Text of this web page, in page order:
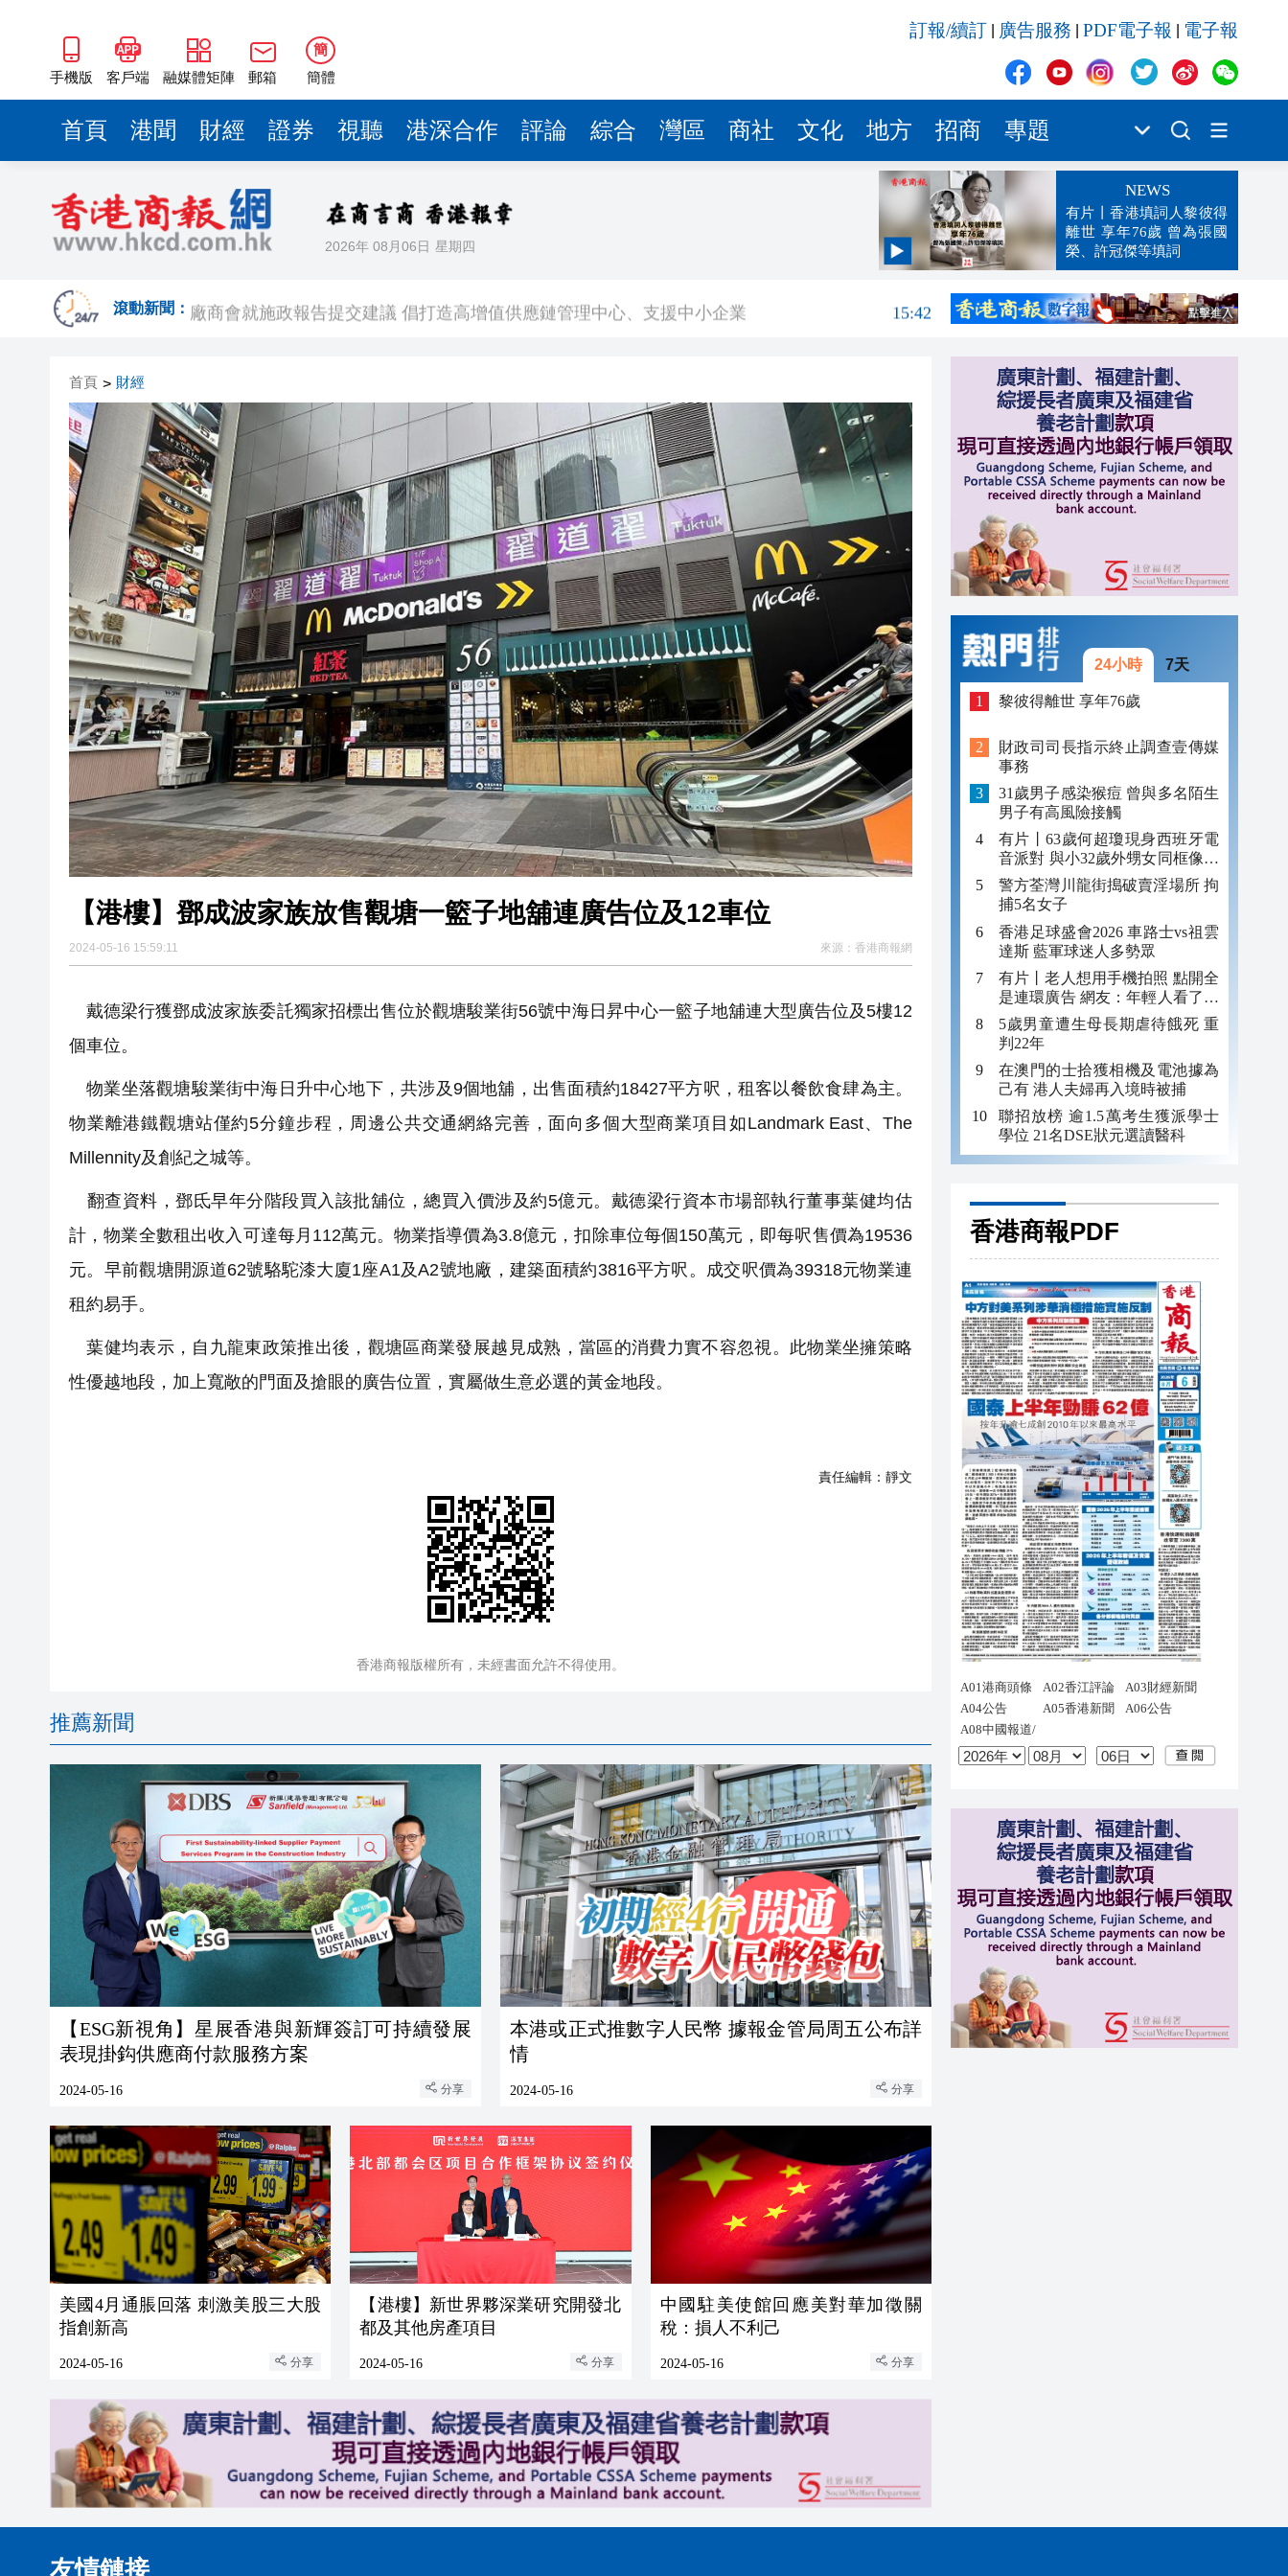
手機版 客戶端 融媒體矩陣 郵箱
簡
簡體
訂報/續訂 廣告服務 PDF電子報 電子報
首頁 港聞 財經 證券 視聽 港深合作 評論 綜合 灣區 商社 文化 地方 招商 專題
2026年 08月06日 星期四
NEWS
有片丨香港填詞人黎彼得
離世 享年76歲 曾為張國
榮、許冠傑等填詞
滾動新聞：
15:47
廠商會就施政報告提交建議 倡打造高增值供應鏈管理中心、支援中小企業
15:42
【來論】聲稱「熱愛香港」的羅奇 為何看不見事實？
15:32
攜逾3萬支未完稅香煙抵港 六旬內地男被判囚6月
15:30
一如互動設2億美元產業基金 深度布局AI Agent與行銷科技SaaS賽道
【A股收評】滬指漲0.57%站上3900點整數關
15:09
首頁 > 財經
【港樓】鄧成波家族放售觀塘一籃子地舖連廣告位及12車位
2024-05-16 15:59:11 來源： 香港商報網
戴德梁行獲鄧成波家族委託獨家招標出售位於觀塘駿業街56號中海日昇中心一籃子地舖連大型廣告位及5樓12
個車位。
物業坐落觀塘駿業街中海日升中心地下，共涉及9個地舖，出售面積約18427平方呎，租客以餐飲食肆為主。
物業離港鐵觀塘站僅約5分鐘步程，周邊公共交通網絡完善，面向多個大型商業項目如Landmark East、The
Millennity及創紀之城等。
翻查資料，鄧氐早年分階段買入該批舖位，總買入價涉及約5億元。戴德梁行資本市場部執行董事葉健均估
計，物業全數租出收入可達每月112萬元。物業指導價為3.8億元，扣除車位每個150萬元，即每呎售價為19536
元。早前觀塘開源道62號駱駝漆大廈1座A1及A2號地廠，建築面積約3816平方呎。成交呎價為39318元物業連
租約易手。
葉健均表示，自九龍東政策推出後，觀塘區商業發展越見成熟，當區的消費力實不容忽視。此物業坐擁策略
性優越地段，加上寬敞的門面及搶眼的廣告位置，實屬做生意必選的黃金地段。
責任編輯： 靜文
香港商報版權所有，未經書面允許不得使用。
推薦新聞
【ESG新視角】星展香港與新輝簽訂可持續發展
表現掛鈎供應商付款服務方案
2024-05-16 分享
本港或正式推數字人民幣 據報金管局周五公布詳
情
2024-05-16 分享
美國4月通脹回落 刺激美股三大股
指創新高
2024-05-16 分享
【港樓】新世界夥深業研究開發北
都及其他房產項目
2024-05-16 分享
中國駐美使館回應美對華加徵關
稅：損人不利己
2024-05-16 分享
24小時 7天
黎彼得離世 享年76歲
財政司司長指示終止調查壹傳媒
事務
31歲男子感染猴痘 曾與多名陌生
男子有高風險接觸
有片丨63歲何超瓊現身西班牙電
音派對 與小32歲外甥女同框像姐
妹
警方荃灣川龍街搗破賣淫場所 拘
捕5名女子
香港足球盛會2026 車路士vs祖雲
達斯 藍軍球迷人多勢眾
有片丨老人想用手機拍照 點開全
是連環廣告 網友：年輕人看了都
迷糊 何況老年人
5歲男童遭生母長期虐待餓死 重
判22年
在澳門的士拾獲相機及電池據為
己有 港人夫婦再入境時被捕
聯招放榜 逾1.5萬考生獲派學士
學位 21名DSE狀元選讀醫科
香港商報PDF
友情鏈接